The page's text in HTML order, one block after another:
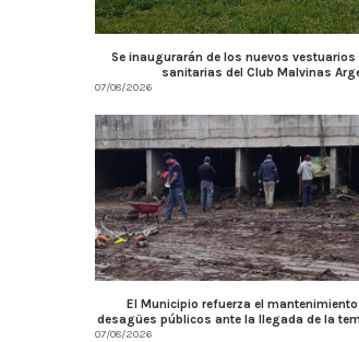
Se inaugurarán de los nuevos
sanitarias del Club Malvinas
07/08/2026
El Municipio refuerza el
desagües públicos ante la llegada de la
07/08/2026